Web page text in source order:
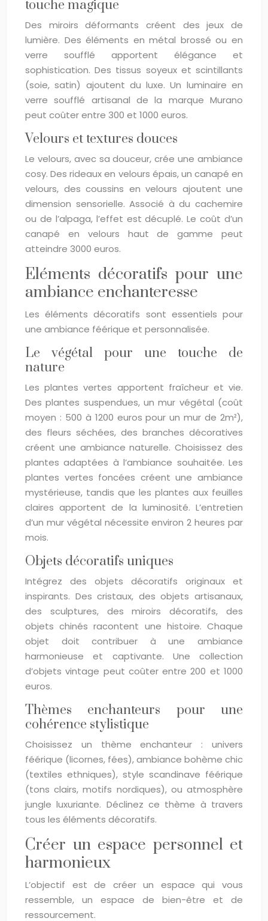
touche magique
Des miroirs déformants créent des jeux de
lumière. Des éléments en métal brossé ou en
verre soufflé apportent élégance et
sophistication. Des tissus soyeux et scintillants
(soie, satin) ajoutent du luxe. Un luminaire en
verre soufflé artisanal de la marque Murano
peut coûter entre 300 et 1000 euros.
Velours et textures douces
Le velours, avec sa douceur, crée une ambiance
cosy. Des rideaux en velours épais, un canapé en
velours, des coussins en velours ajoutent une
dimension sensorielle. Associé à du cachemire
ou de l’alpaga, l’effet est décuplé. Le coût d’un
canapé en velours haut de gamme peut
atteindre 3000 euros.
Eléments décoratifs pour une
ambiance enchanteresse
Les éléments décoratifs sont essentiels pour
une ambiance féérique et personnalisée.
Le végétal pour une touche de
nature
Les plantes vertes apportent fraîcheur et vie.
Des plantes suspendues, un mur végétal (coût
moyen : 500 à 1200 euros pour un mur de 2m²),
des fleurs séchées, des branches décoratives
créent une ambiance naturelle. Choisissez des
plantes adaptées à l’ambiance souhaitée. Les
plantes vertes foncées créent une ambiance
mystérieuse, tandis que les plantes aux feuilles
claires apportent de la luminosité. L’entretien
d’un mur végétal nécessite environ 2 heures par
mois.
Objets décoratifs uniques
Intégrez des objets décoratifs originaux et
inspirants. Des cristaux, des objets artisanaux,
des sculptures, des miroirs décoratifs, des
objets chinés racontent une histoire. Chaque
objet doit contribuer à une ambiance
harmonieuse et captivante. Une collection
d’objets vintage peut coûter entre 200 et 1000
euros.
Thèmes enchanteurs pour une
cohérence stylistique
Choisissez un thème enchanteur : univers
féérique (licornes, fées), ambiance bohème chic
(textiles ethniques), style scandinave féérique
(tons clairs, motifs nordiques), ou atmosphère
jungle luxuriante. Déclinez ce thème à travers
tous les éléments décoratifs.
Créer un espace personnel et
harmonieux
L’objectif est de créer un espace qui vous
ressemble, un espace de bien-être et de
ressourcement.